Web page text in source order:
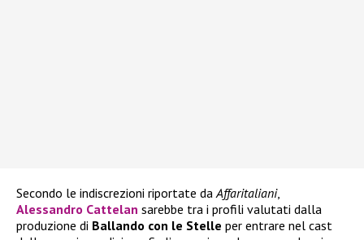
Secondo le indiscrezioni riportate daAffaritaliani,
Alessandro Cattelan sarebbe tra i profili valutati dalla
produzione di Ballando con le Stelle per entrare nel cast